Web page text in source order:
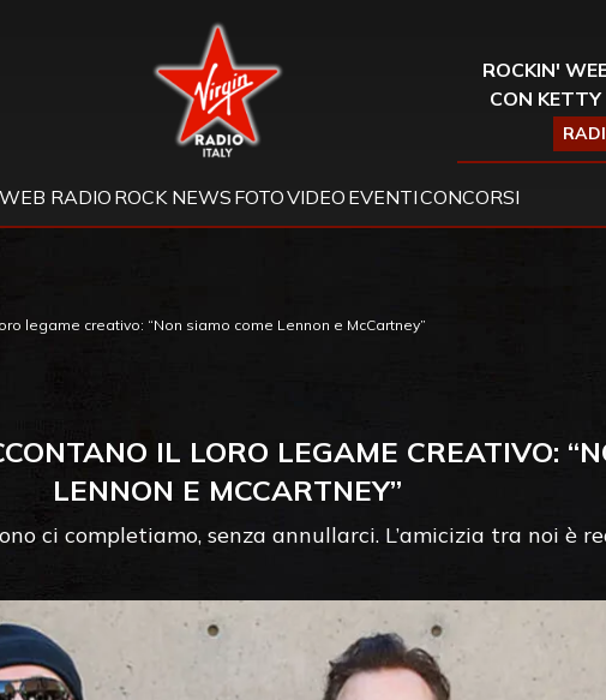
Virgin Radio
ROCKIN'
CON
WEB RADIO ROCK NEWS FOTOVIDEO EVENTICONCORSI
legame creativo: “Non siamo come Lennon e McCartney”
IL LORO LEGAME CREATIVO:
LENNON E MCCARTNEY”
ci completiamo, senza annullarci. L’amicizia tra noi è